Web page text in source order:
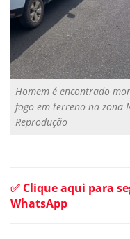
Homem é encontrado
fogo em terreno na zona
Reprodução
✅ Clique aqui para
WhatsApp